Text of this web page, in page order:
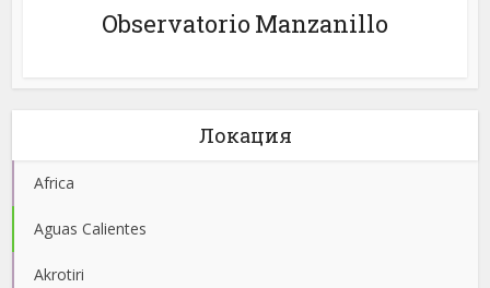
Observatorio Manzanillo
Локация
Africa
Aguas Calientes
Akrotiri